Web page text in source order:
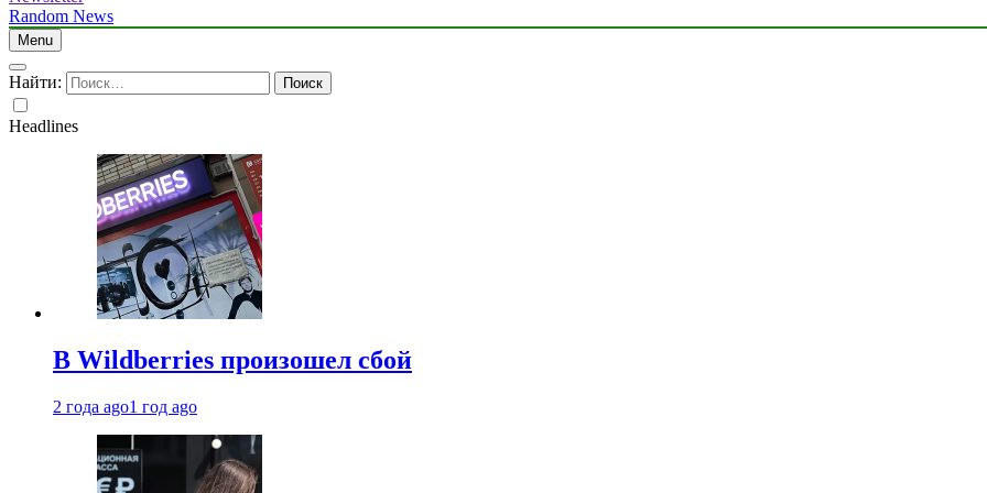
Random News
Menu
Найти:
Headlines
В Wildberries произошел сбой
2 года ago1 год ago